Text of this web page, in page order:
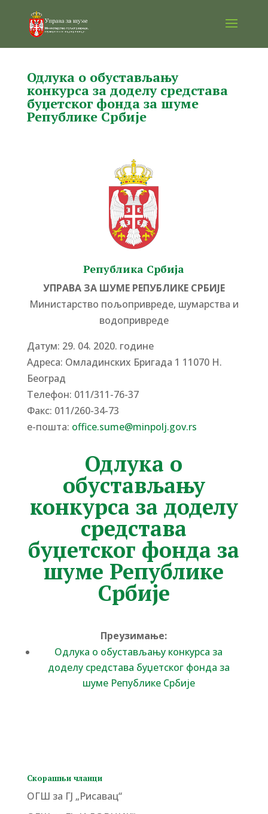
Одлука о обустављању
конкурса за доделу средстава
буџетског фонда за шуме
Републике Србије
Република Србија
УПРАВА ЗА ШУМЕ РЕПУБЛИКЕ СРБИЈЕ
Министарство пољопривреде, шумарства и
водопривреде
Датум: 29. 04. 2020. године
Адреса: Омладинских Бригада 1 11070 Н.
Београд
Tелефон: 011/311-76-37
Факс: 011/260-34-73
е-пошта: office.sume@minpolj.gov.rs
Одлука о
обустављању
конкурса за доделу
средстава
буџетског фонда за
шуме Републике
Србије
Преузимање:
Одлука о обустављању конкурса за
доделу средстава буџетског фонда за
шуме Републике Србије
Скорашњи чланци
ОГШ за ГЈ „Рисавац“